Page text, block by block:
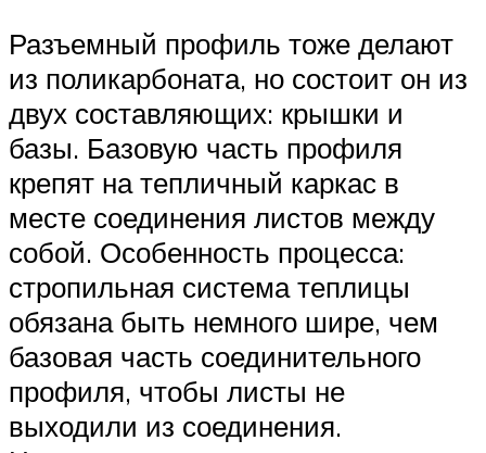
Разъемный профиль тоже делают
из поликарбоната, но состоит он из
двух составляющих: крышки и
базы. Базовую часть профиля
крепят на тепличный каркас в
месте соединения листов между
собой. Особенность процесса:
стропильная система теплицы
обязана быть немного шире, чем
базовая часть соединительного
профиля, чтобы листы не
выходили из соединения.